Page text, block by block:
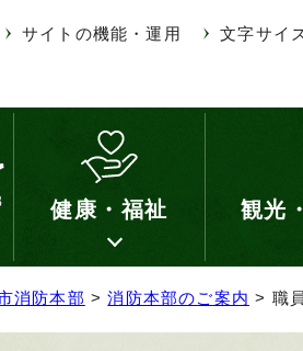
サイトの機能・運用 文字サイ
健康・福祉 観光
消防本部 >消防本部のご案内 > 職